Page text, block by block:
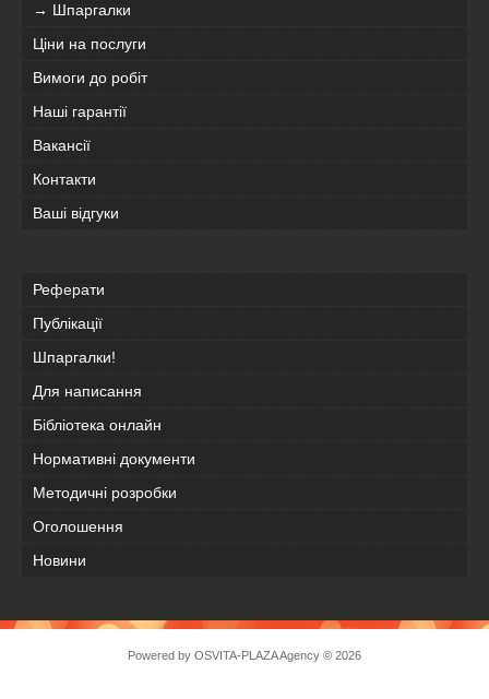
→ Шпаргалки
Ціни на послуги
Вимоги до робіт
Наші гарантії
Вакансії
Контакти
Ваші відгуки
Реферати
Публікації
Шпаргалки!
Для написання
Бібліотека онлайн
Нормативні документи
Методичні розробки
Оголошення
Новини
Powered by OSVITA-PLAZA Agency © 2026